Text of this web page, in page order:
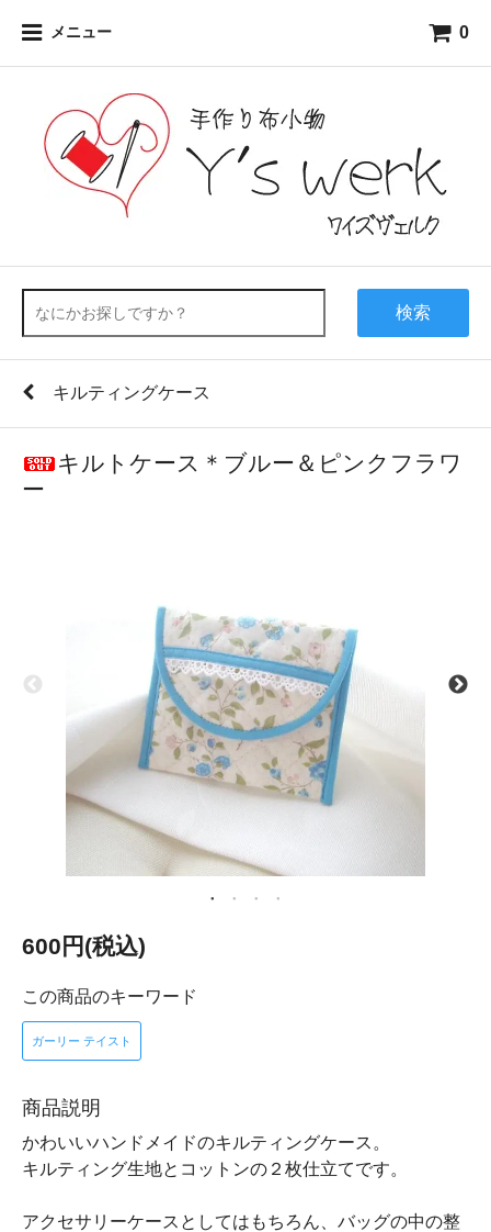
メニュー 0
検索
キルティングケース
キルトケース＊ブルー＆ピンクフラワ
ー
600円(税込)
この商品のキーワード
ガーリー テイスト
商品説明
かわいいハンドメイドのキルティングケース。
キルティング生地とコットンの２枚仕立てです。
アクセサリーケースとしてはもちろん、バッグの中の整